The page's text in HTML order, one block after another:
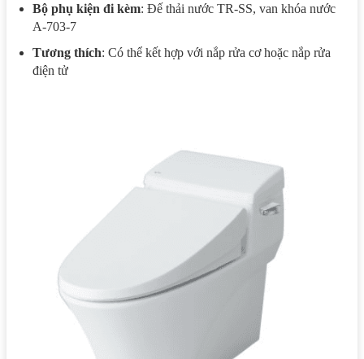
Bộ phụ kiện đi kèm: Đế thải nước TR-SS, van khóa nước
A-703-7
Tương thích: Có thể kết hợp với nắp rửa cơ hoặc nắp rửa
điện tử